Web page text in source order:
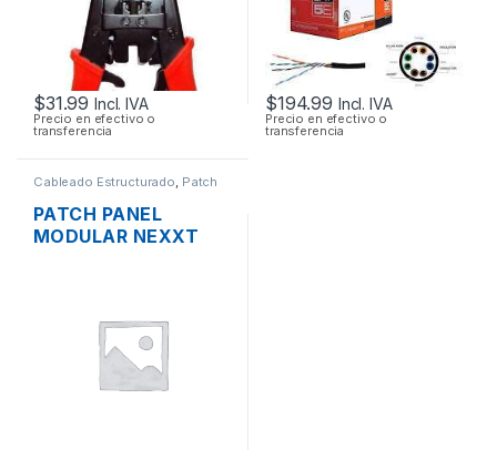
$31.99 Incl. IVA
Precio en efectivo o
transferencia
$194.99 Incl. IVA
Precio en efectivo o
transferencia
Cableado Estructurado, Patch
PATCH PANEL
MODULAR NEXXT